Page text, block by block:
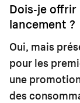
Dois-je
lancement ?
Oui, mais
pour les
une
des